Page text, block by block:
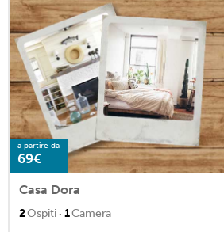
a partire da
69€
Casa Dora
2Ospiti · 1Camera